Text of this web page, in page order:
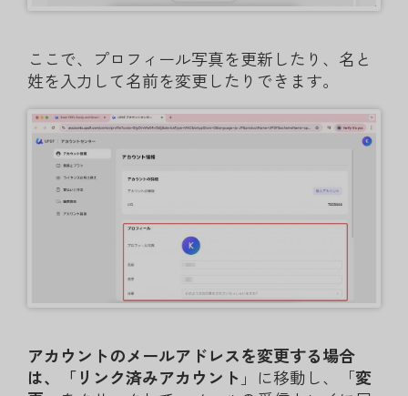
ここで、プロフィール写真を更新したり、名と
姓を入力して名前を変更したりできます。
アカウントのメールアドレスを変更する場合
は、「リンク済みアカウント 」に移動し、「変